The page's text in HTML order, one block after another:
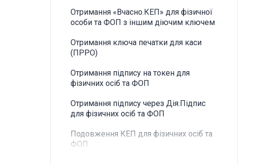
Отримання «Вчасно.КЕП» для фізичної
особи та ФОП з іншим діючим ключем
Отримання ключа печатки для каси
(ПРРО)
Отримання підпису на токен для
фізичних осіб та ФОП
Отримання підпису через Дія.Підпис
для фізичних осіб та ФОП
Подовження КЕП для фізичних осіб та
ФОП